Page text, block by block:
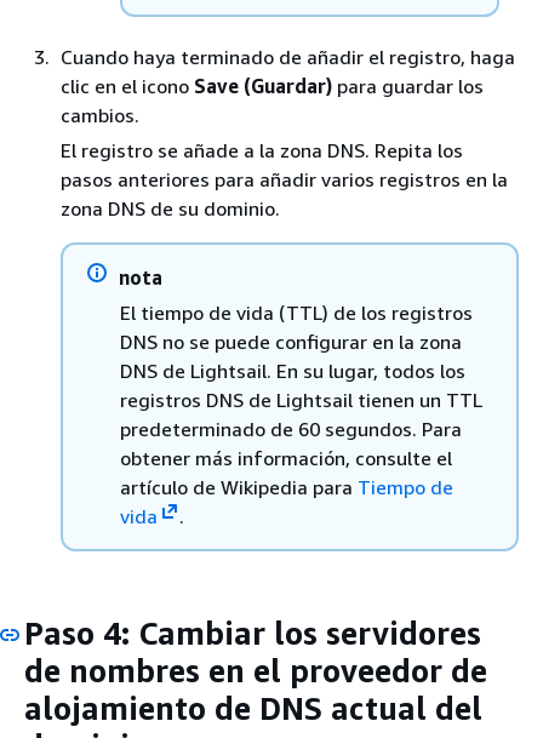
Cuando haya terminado de añadir el registro, haga
clic en el icono Save (Guardar) para guardar los
cambios.
El registro se añade a la zona DNS. Repita los
pasos anteriores para añadir varios registros en la
zona DNS de su dominio.
nota
El tiempo de vida (TTL) de los registros
DNS no se puede configurar en la zona
DNS de Lightsail. En su lugar, todos los
registros DNS de Lightsail tienen un TTL
predeterminado de 60 segundos. Para
obtener más información, consulte el
artículo de Wikipedia para Tiempo de
vida
.
Paso 4: Cambiar los servidores
de nombres en el proveedor de
alojamiento de DNS actual del